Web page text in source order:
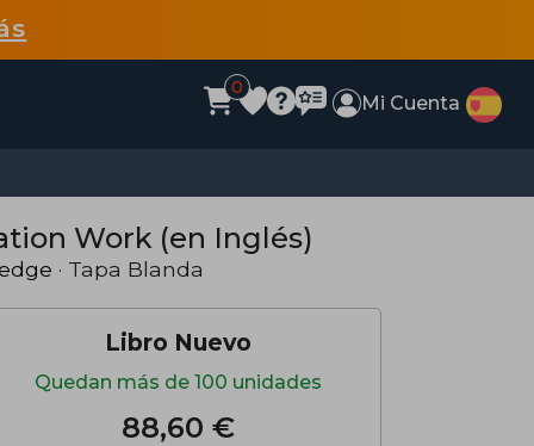
0
Mi Cuenta
Work (en Inglés)
· Tapa Blanda
Libro Nuevo
Quedan más de 100 unidades
88,60 €